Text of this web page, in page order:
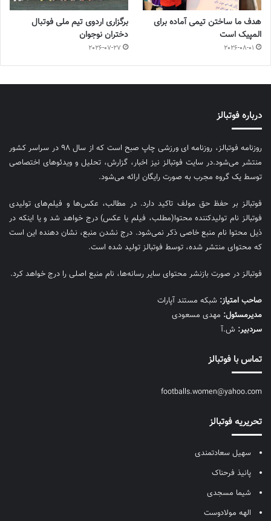
هدف ما ساختن تیمی آماده برای
المپیک است
2026-08-01
برگزاری اردوی تیم ملی فوتبال
دختران نوجوان
2026-07-27
درباره فوتبالز
روزنامه فوتبالز، روزنامه ای ورزشی چاپ صبح است که از سال ۹۸ در سراسر کشور
منتشر می‌شود.در سایت فوتبالز نیز اخبار، گزارش، تحلیل و ویدئوهای اختصاصی
توسط یک گروه مجرب به صورت رایگان ارائه می‌شود.
فوتبالز بر حفظ حق مولف تاکید دارد. در مطالب، عکس‌ها و فیلم‌های تولیدی
فوتبالز نام تولیدکننده محتوا(مطلب، فیلم یا عکس) درج خواهد شد و یا اینکه در
ذیل محتوا نام منبع خاصی ذکر نمی‌‎شود. درج نشدن منبع، نشان دهنده این است
که محتوای منتشر شده، توسط فوتبالز تولید شده است.
فوتبالز در صورت بازنشر محتوای سایر رسانه‌ها، نام منبع اصلی را درج خواهد کرد.
صاحب امتیاز: شبکه مستند آپارات
مديرمسئول: مهدی مسعودی
سردبیر: ش.آ
تماس با فوتبالز
footballs.women@yahoo.com
تحریریه فوتبالز
سهیل سعادتمندی
پانیذ فرحناک
شیما مسجدی
الهه مولادوست